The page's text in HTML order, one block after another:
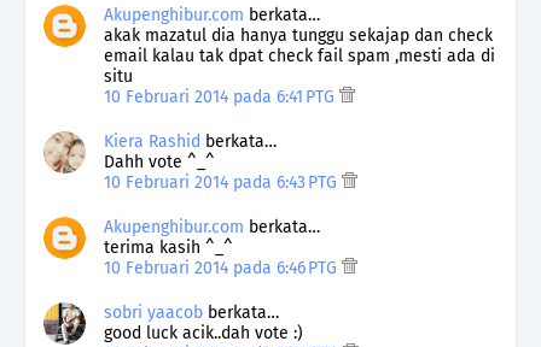
Akupenghibur.com berkata…
akak mazatul dia hanya tunggu sekajap dan check
email kalau tak dpat check fail spam ,mesti ada di
situ
10 Februari 2014 pada 6:41 PTG
Kiera Rashid berkata…
Dahh vote ^_^
10 Februari 2014 pada 6:43 PTG
Akupenghibur.com berkata…
terima kasih ^_^
10 Februari 2014 pada 6:46 PTG
sobri yaacob berkata…
good luck acik..dah vote :)